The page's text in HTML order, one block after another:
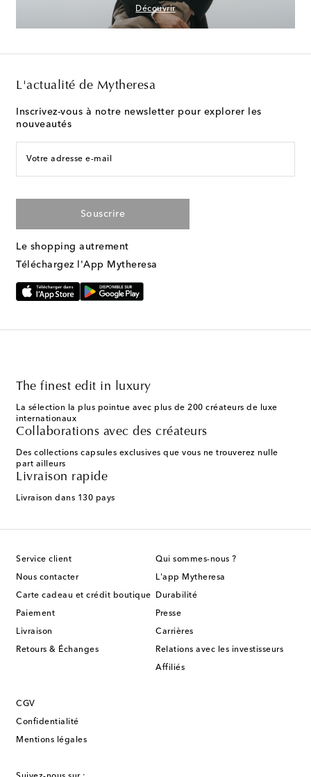
Découvrir
L'actualité de Mytheresa
Inscrivez-vous à notre newsletter pour explorer les
nouveautés
Votre adresse e-mail
Souscrire
Le shopping autrement
Téléchargez l'App Mytheresa
The finest edit in luxury
La sélection la plus pointue avec plus de 200 créateurs de luxe
internationaux
Collaborations avec des créateurs
Des collections capsules exclusives que vous ne trouverez nulle
part ailleurs
Livraison rapide
Livraison dans 130 pays
Service client
Nous contacter
Carte cadeau et crédit boutique
Paiement
Livraison
Retours & Échanges
Qui sommes-nous ?
L'app Mytheresa
Durabilité
Presse
Carrières
Relations avec les investisseurs
Affiliés
CGV
Confidentialité
Mentions légales